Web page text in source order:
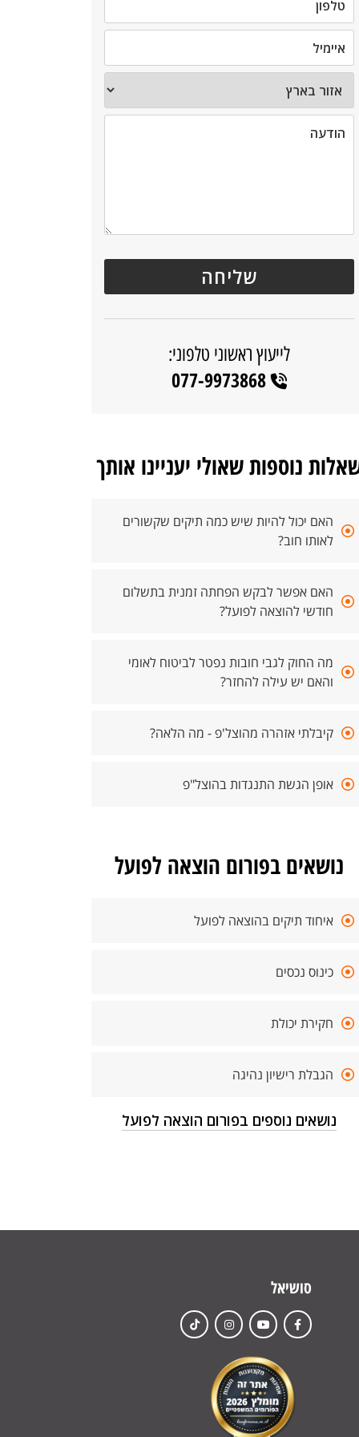
לייעוץ ראשוני טלפוני:
077-9973868
נוספות שאולי יעניינו אותך
האם יכול להיות שיש כמה תיקים שקשורים
לאותו חוב?
האם אפשר לבקש הפחתה זמנית בתשלום
חודשי להוצאה לפועל?
מה החוק לגבי חובות נפטר לביטוח לאומי
והאם יש עילה להחזר?
קיבלתי אזהרה מהוצל'פ - מה הלאה?
אופן הגשת התנגדות בהוצל"פ
נושאים בפורום הוצאה לפועל
איחוד תיקים בהוצאה לפועל
כינוס נכסים
חקירת יכולת
הגבלת רישיון נהיגה
נושאים נוספים בפורום הוצאה לפועל
סושיאל